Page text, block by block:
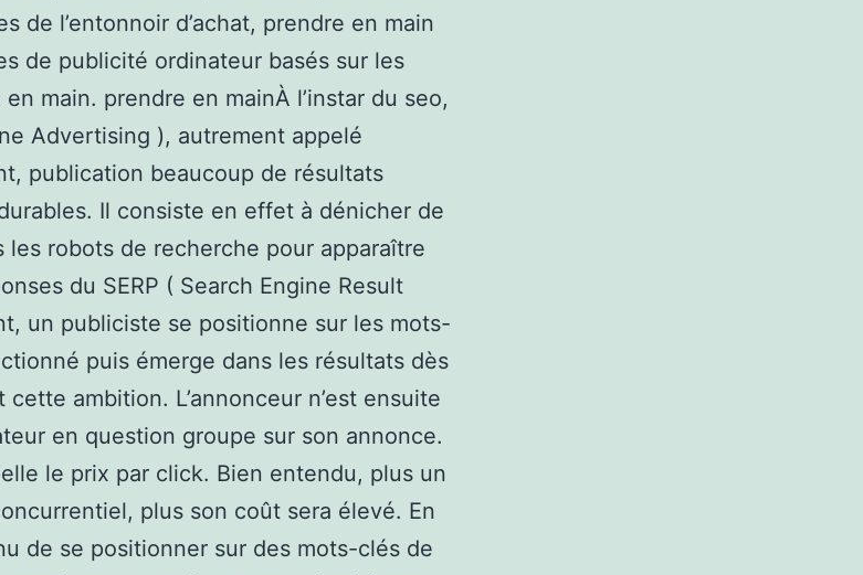
de l’entonnoir d’achat, prendre en main
de publicité ordinateur basés sur les
main. prendre en mainÀ l’instar du seo,
Advertising ), autrement appelé
publication beaucoup de résultats
Il consiste en effet à dénicher de
les robots de recherche pour apparaître
du SERP ( Search Engine Result
un publiciste se positionne sur les mots-
puis émerge dans les résultats dès
cette ambition. L’annonceur n’est ensuite
en question groupe sur son annonce.
le prix par click. Bien entendu, plus un
plus son coût sera élevé. En
de se positionner sur des mots-clés de